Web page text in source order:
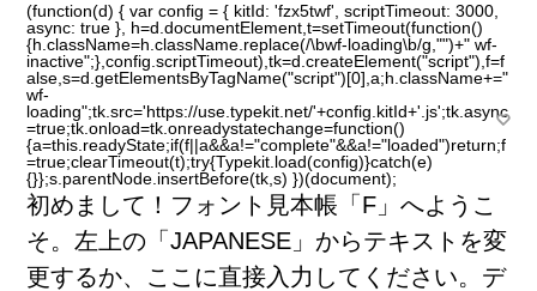
(function(d) { var config = { kitId: 'fzx5twf', scriptTimeout: 3000,
async: true }, h=d.documentElement,t=setTimeout(function()
{h.className=h.className.replace(/\bwf-loading\b/g,"")+" wf-
inactive";},config.scriptTimeout),tk=d.createElement("script"),f=f
alse,s=d.getElementsByTagName("script")[0],a;h.className+="
wf-
loading";tk.src='https://use.typekit.net/'+config.kitId+'.js';tk.async
=true;tk.onload=tk.onreadystatechange=function()
{a=this.readyState;if(f||a&&a!="complete"&&a!="loaded")return;f
=true;clearTimeout(t);try{Typekit.load(config)}catch(e)
{}};s.parentNode.insertBefore(tk,s) })(document);
初めまして！フォント 見本帳 「F」へようこ
そ。 左 上の「JAPANESE」からテキストを変
更するか、ここに直接入 力 してください。デ
トップ
お知らせ
フォント見本帳「エフ」について